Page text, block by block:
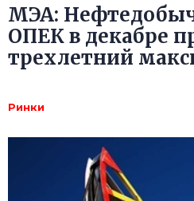
МЭА:
ОПЕК в декабре
трехлетний
Ринки